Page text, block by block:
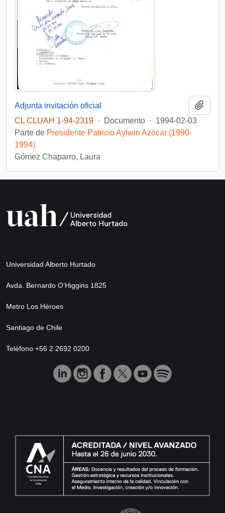
Adjunta invitación oficial
CL CLUAH 1-94-2319 · Documento · 1994-02-03
Parte de Presidente Patricio Aylwin Azócar (1990-
1994)
Gómez Chaparro, Laura
Universidad Alberto Hurtado
Avda. Bernardo O’Higgins 1825
Metro Los Héroes
Santiago de Chile
Teléfono +56 2 2692 0200